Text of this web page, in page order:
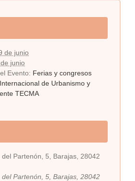
de junio
junio
Evento: Ferias y congresos
de Urbanismo y
TECMA
del Partenón, 5, Barajas, 28042
del Partenón, 5, Barajas, 28042